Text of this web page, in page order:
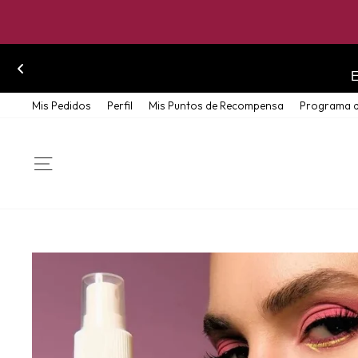
Mis Pedidos Perfil Mis Puntos de Recompensa Programa